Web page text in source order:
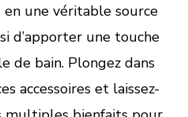
une véritable source
d’apporter une touche
de bain. Plongez dans
accessoires et laissez-